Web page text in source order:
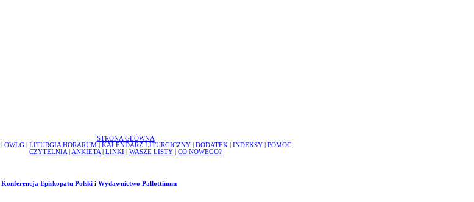
STRONA GŁÓWNA
OWLG LITURGIA HORARUM KALENDARZ LITURGICZNY DODATEK INDEKSY
POMOC
CZYTELNIA
ANKIETA LINKI WASZE LISTY CO NOWEGO?
Konferencja Episkopatu Polskii Wydawnictwo Pallottinum